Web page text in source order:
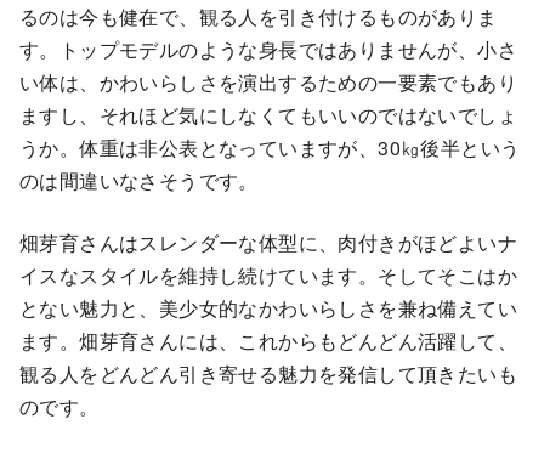
るのは今も健在で、観る人を引き付けるものがありま
す。トップモデルのような身長ではありませんが、小さ
い体は、かわいらしさを演出するための一要素でもあり
ますし、それほど気にしなくてもいいのではないでしょ
うか。体重は非公表となっていますが、30㎏後半という
のは間違いなさそうです。
畑芽育さんはスレンダーな体型に、肉付きがほどよいナ
イスなスタイルを維持し続けています。そしてそこはか
とない魅力と、美少女的なかわいらしさを兼ね備えてい
ます。畑芽育さんには、これからもどんどん活躍して、
観る人をどんどん引き寄せる魅力を発信して頂きたいも
のです。